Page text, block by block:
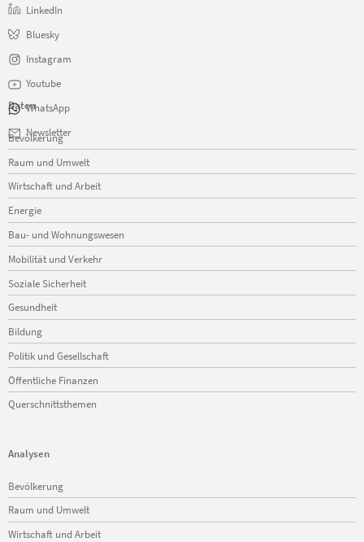
LinkedIn
Bluesky
Instagram
Youtube
WhatsApp
Newsletter
Daten
Navigation
überspringen
Bevölkerung
Raum und Umwelt
Wirtschaft und Arbeit
Energie
Bau- und Wohnungswesen
Mobilität und Verkehr
Soziale Sicherheit
Gesundheit
Bildung
Politik und Gesellschaft
Öffentliche Finanzen
Querschnittsthemen
Analysen
überspringen
Bevölkerung
Raum und Umwelt
Wirtschaft und Arbeit